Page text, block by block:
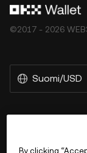
©2017 - 2026
Suomi/USD
By clicking